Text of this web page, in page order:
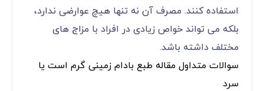
استفاده کنند. مصرف آن نه تنها هیچ عوارضی ندارد،
بلکه می تواند خواص زیادی در افراد با مزاج های
مختلف داشته باشد.
سوالات متداول مقاله طبع بادام زمینی گرم است یا
سرد